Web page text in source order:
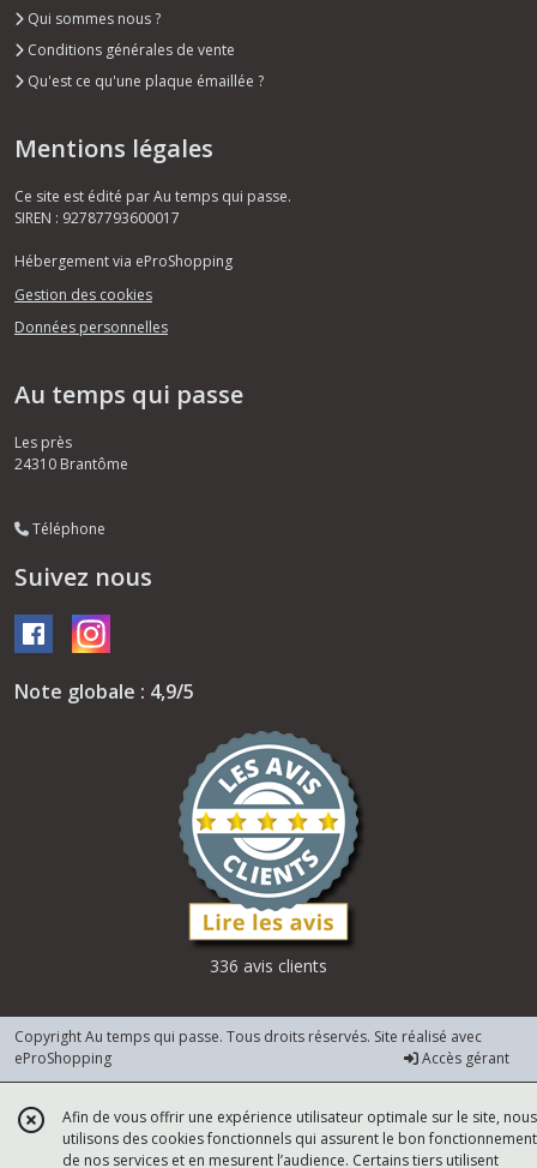
Qui sommes nous ?
Conditions générales de vente
Qu'est ce qu'une plaque émaillée ?
Mentions légales
Ce site est édité par Au temps qui passe.
SIREN : 92787793600017
Hébergement via eProShopping
Gestion des cookies
Données personnelles
Au temps qui passe
Les près
24310 Brantôme
Téléphone
Suivez nous
Note globale : 4,9/5
336 avis clients
Copyright Au temps qui passe. Tous droits réservés. Site réalisé avec
eProShopping
Accès gérant
Afin de vous offrir une expérience utilisateur optimale sur le site, nous
utilisons des cookies fonctionnels qui assurent le bon fonctionnement
de nos services et en mesurent l’audience. Certains tiers utilisent